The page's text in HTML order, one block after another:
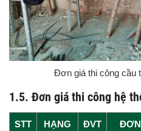
Đơn giá thi công cầu
1.5. Đơn giá thi công hệ
STT
HẠNG
ĐVT